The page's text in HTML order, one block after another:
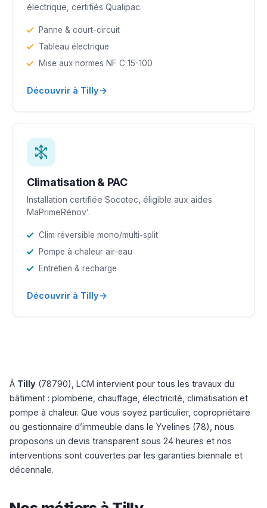
électrique, certifiés Qualipac.
Panne & court-circuit
Tableau électrique
Mise aux normes NF C 15-100
Découvrir à Tilly→
Climatisation & PAC
Installation certifiée Socotec, éligible aux aides
MaPrimeRénov’.
Clim réversible mono/multi-split
Pompe à chaleur air-eau
Entretien & recharge
Découvrir à Tilly→
À Tilly (78790), LCM intervient pour tous les travaux du
bâtiment : plomberie, chauffage, électricité, climatisation et
pompe à chaleur. Que vous soyez particulier, copropriétaire
ou gestionnaire d’immeuble dans le Yvelines (78), nous
proposons un devis transparent sous 24 heures et nos
interventions sont couvertes par les garanties biennale et
décennale.